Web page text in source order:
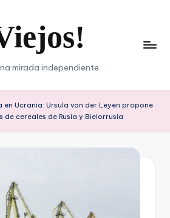
mirada independiente.
en Ucrania: Ursula von der Leyen propone
cereales de Rusia y Bielorrusia